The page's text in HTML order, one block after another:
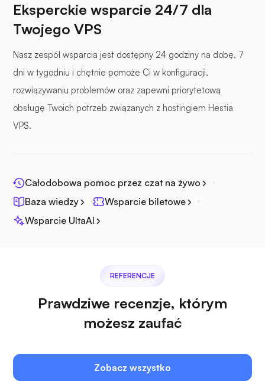
Plik morski
Fotopryzmat
Eksperckie wsparcie 24/7 dla
Twojego VPS
Nasz zespół wsparcia jest dostępny 24 godziny na dobę, 7
dni w tygodniu i chętnie pomoże Ci w konfiguracji,
rozwiązywaniu problemów oraz zapewni priorytetową
obsługę Twoich potrzeb związanych z hostingiem Hestia
VPS.
Całodobowa pomoc przez czat na żywo
Baza wiedzy
Wsparcie biletowe
Wsparcie UltaAI
REFERENCJE
Prawdziwe recenzje, którym
możesz zaufać
Zobacz wszystko